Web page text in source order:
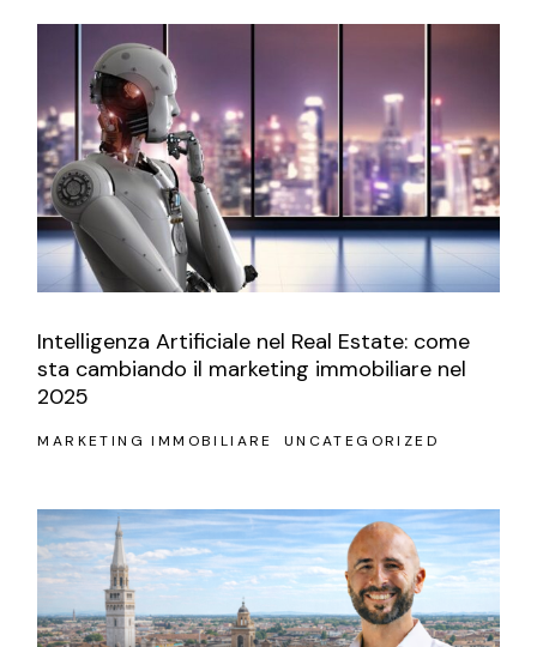
Intelligenza Artificiale nel Real Estate: come
sta cambiando il marketing immobiliare nel
2025
MARKETING IMMOBILIARE UNCATEGORIZED